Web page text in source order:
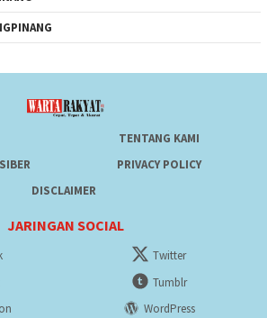
TENTANG KAMI
PRIVACY POLICY
DISCLAIMER
JARINGAN SOCIAL
Twitter
Tumblr
WordPress